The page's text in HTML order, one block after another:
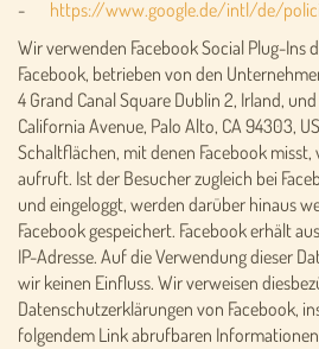
- https://www.google.de/intl/de/
Wir verwenden Facebook Social Plug-Ins
Facebook, betrieben von den
4 Grand Canal Square Dublin 2, Irland, und
California Avenue, Palo Alto, CA 94303,
Schaltflächen, mit denen Facebook misst,
aufruft. Ist der Besucher zugleich bei
und eingeloggt, werden darüber hinaus
Facebook gespeichert. Facebook erhält
IP-Adresse. Auf die Verwendung dieser
wir keinen Einfluss. Wir verweisen
Datenschutzerklärungen von Facebook,
folgendem Link abrufbaren